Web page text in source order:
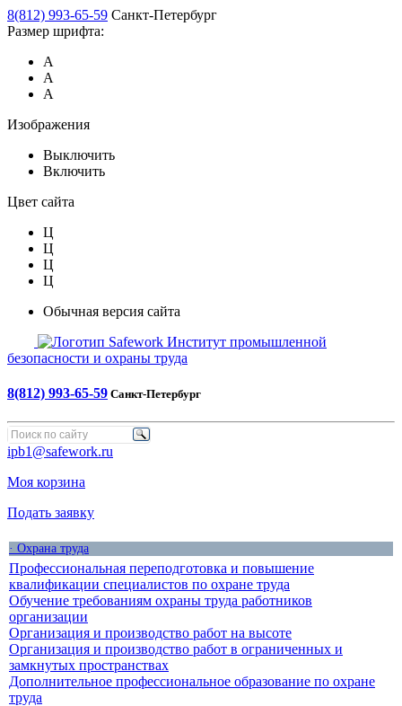
8(812) 993-65-59 Санкт-Петербург
Размер шрифта:
А
А
А
Изображения
Выключить
Включить
Цвет сайта
Ц
Ц
Ц
Ц
Обычная версия сайта
Safework Институт промышленной
безопасности и охраны труда
8(812) 993-65-59 Санкт-Петербург
ipb1@safework.ru
Моя корзина
Подать заявку
· Охрана труда
Профессиональная переподготовка и повышение
квалификации специалистов по охране труда
Обучение требованиям охраны труда работников
организации
Организация и производство работ на высоте
Организация и производство работ в ограниченных и
замкнутых пространствах
Дополнительное профессиональное образование по охране
труда